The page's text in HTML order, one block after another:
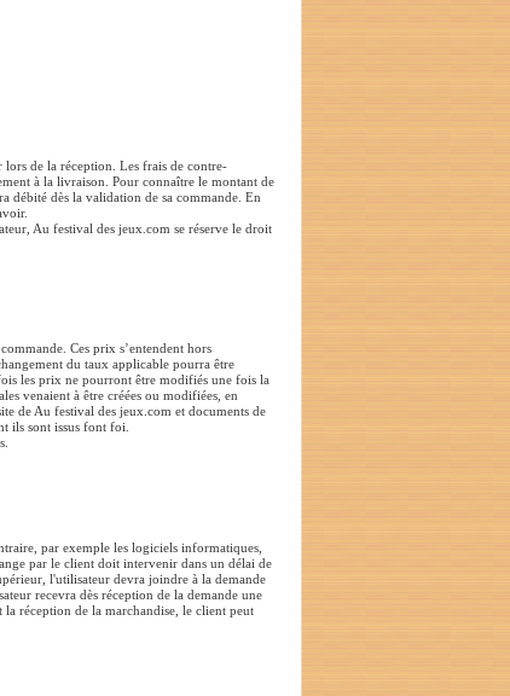
lors de la réception. Les frais de contre-
à la livraison. Pour connaître le montant de
débité dès la validation de sa commande. En
Au festival des jeux.com se réserve le droit
Ces prix s’entendent hors
du taux applicable pourra être
les prix ne pourront être modifiés une fois la
venaient à être créées ou modifiées, en
de Au festival des jeux.com et documents de
ils sont issus font foi.
par exemple les logiciels informatiques,
par le client doit intervenir dans un délai de
l'utilisateur devra joindre à la demande
recevra dès réception de la demande une
réception de la marchandise, le client peut